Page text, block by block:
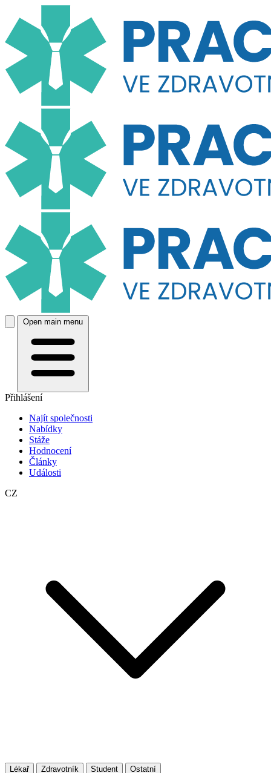
Open main menu
Přihlášení
Najít společnosti
Nabídky
Stáže
Hodnocení
Články
Události
CZ
Lékař Zdravotník Student Ostatní